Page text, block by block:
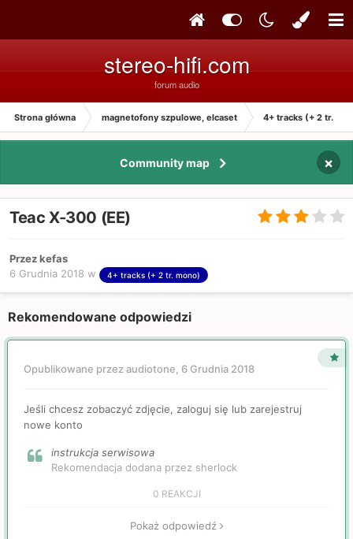
stereo-hifi.com
forum audio
Strona główna magnetofony szpulowe, elcaset 4+ tracks (+ 2 tr.
Community map ×
Teac X-300 (EE)
Przez kefas
6 Grudnia 2018 w 4+ tracks (+ 2 tr. mono)
Rekomendowane odpowiedzi
Opublikowane przez audiotone, 6 Grudnia 2018
Jeśli chcesz zobaczyć zdjęcie, zaloguj się lub zarejestruj
nowe konto
instrukcja serwisowa
Rekomendacja dodana przez sherlock
0 REAKCJI
Pokaż odpowiedź